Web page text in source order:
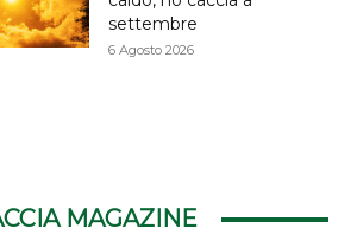
settembre
6 Agosto 2026
MAGAZINE